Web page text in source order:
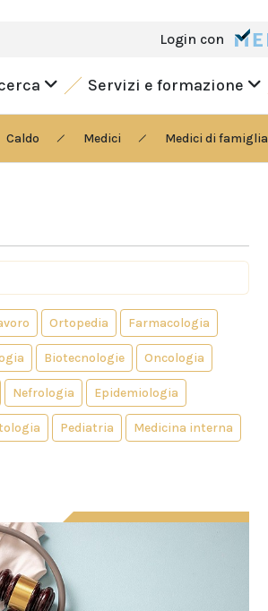
Login con
Servizi e formazione
Caldo Medici Medici di famiglia
Ortopedia Farmacologia
Biotecnologie Oncologia
Nefrologia Epidemiologia
Pediatria Medicina interna